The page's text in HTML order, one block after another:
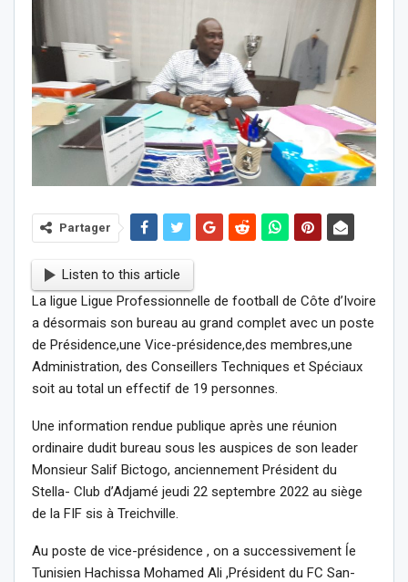
Partager
Listen to this article
La ligue Ligue Professionnelle de football de Côte d’Ivoire
a désormais son bureau au grand complet avec un poste
de Présidence,une Vice-présidence,des membres,une
Administration, des Conseillers Techniques et Spéciaux
soit au total un effectif de 19 personnes.
Une information rendue publique après une réunion
ordinaire dudit bureau sous les auspices de son leader
Monsieur Salif Bictogo, anciennement Président du
Stella- Club d’Adjamé jeudi 22 septembre 2022 au siège
de la FIF sis à Treichville.
Au poste de vice-présidence , on a successivement ĺe
Tunisien Hachissa Mohamed Ali ,Président du FC San-